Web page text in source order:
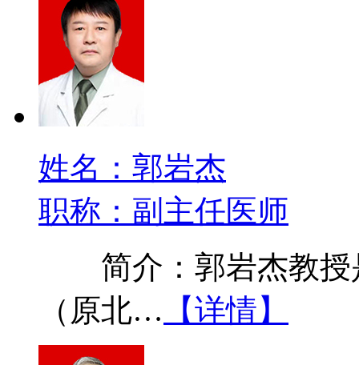
姓名：郭岩杰
职称：副主任医师
简介：郭岩杰教授
（原北… 【详情】